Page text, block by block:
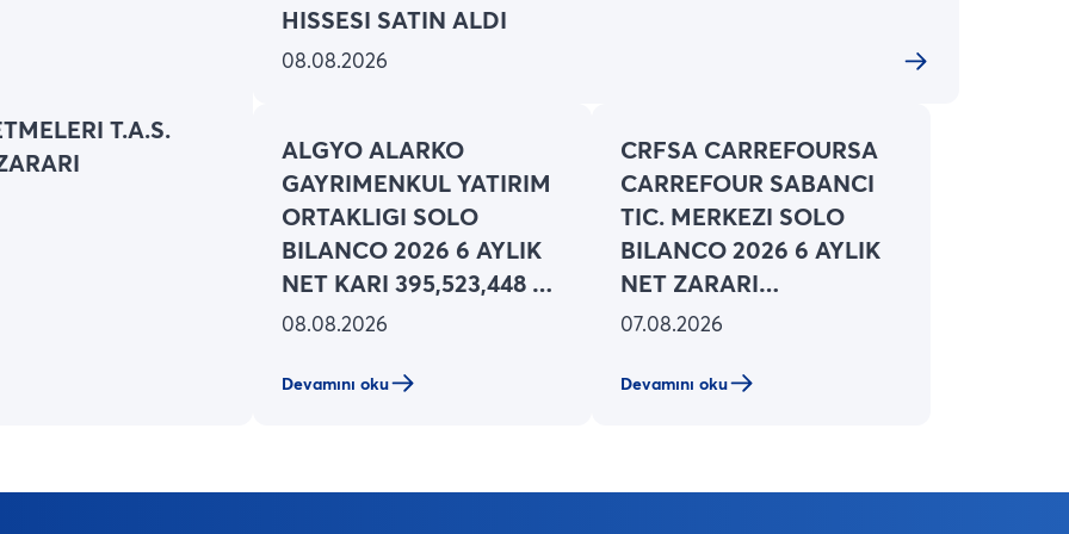
T.A.S.
HISSESI SATIN ALDI
08.08.2026
ALGYO ALARKO
GAYRIMENKUL YATIRIM
ORTAKLIGI SOLO
BILANCO 2026 6 AYLIK
NET KARI 395,523,448 TL
(ONCEKI: 127,026,497 TL
08.08.2026
Devamını oku
CRFSA CARREFOURSA
CARREFOUR SABANCI
TIC. MERKEZI SOLO
BILANCO 2026 6 AYLIK
NET ZARARI
3,605,871,000 TL
07.08.2026
Devamını oku